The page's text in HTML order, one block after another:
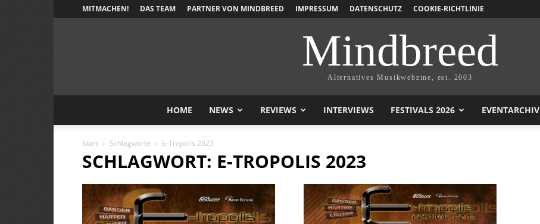
MITMACHEN! DAS TEAM PARTNER VON MINDBREED IMPRESSUM DATENSCHUTZ COOKIE-RICHTLINIE
Mindbreed
Alternatives Musikwebzine, est. 2003
HOME NEWS REVIEWS INTERVIEWS FESTIVALS 2026 EVENTARCHIV
Start Schlagworte E-Tropolis 2023
SCHLAGWORT: E-TROPOLIS 2023